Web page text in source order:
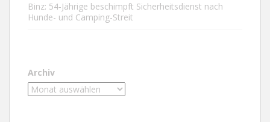
Binz: 54-Jährige beschimpft Sicherheitsdienst nach
Hunde- und Camping-Streit
Archiv